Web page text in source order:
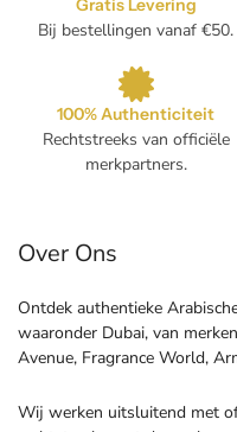
Gratis Levering
Bij bestellingen vanaf €50.
100% Authenticiteit
Rechtstreeks van officiële
merkpartners.
Over Ons
Ontdek authentieke
waaronder Dubai, van
Avenue, Fragrance World,
Wij werken uitsluitend met